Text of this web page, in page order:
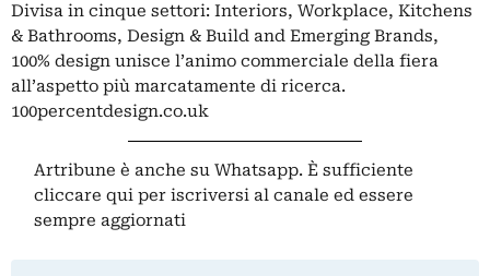
Divisa in cinque settori: Interiors, Workplace, Kitchens
& Bathrooms, Design & Build and Emerging Brands,
100% design unisce l’animo commerciale della fiera
all’aspetto più marcatamente di ricerca.
100percentdesign.co.uk
Artribune è anche su Whatsapp. È sufficiente
cliccare qui per iscriversi al canale ed essere
sempre aggiornati